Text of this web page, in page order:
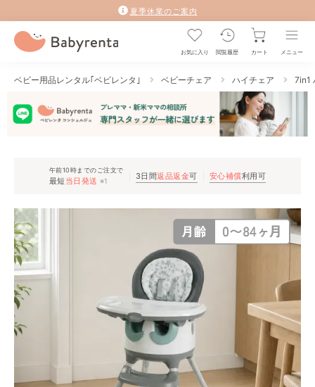
夏季休業のご案内
お気に入り 閲覧履歴 カート メニュー
ベビー用品レンタル｢ベビレンタ｣ ベビーチェア ハイチェア 7in1
午前10時までのご注文で
最短 当日発送 ※1 3日間返品返金可 安心補償利用可